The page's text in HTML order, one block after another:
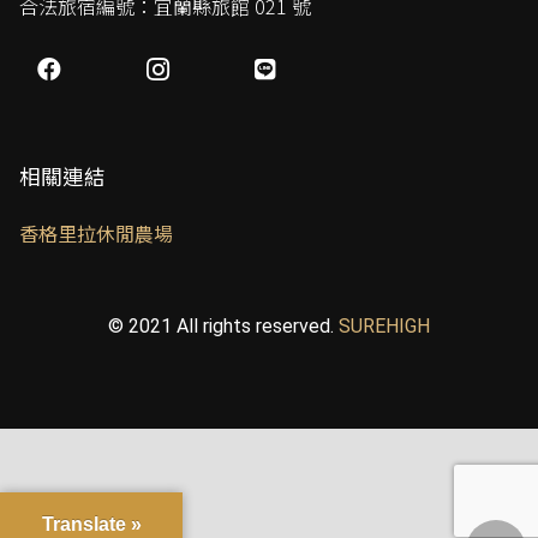
相關連結
香格里拉休閒農場
© 2021 All rights reserved. SUREHIGH
Translate »